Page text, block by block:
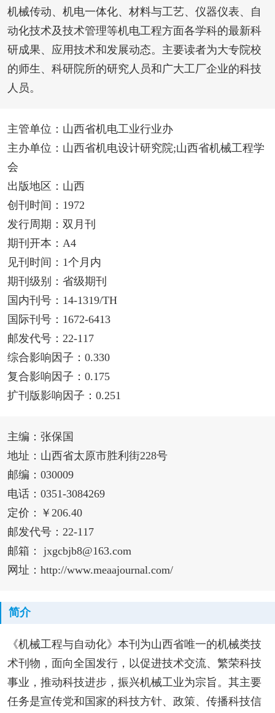
机械传动、机电一体化、材料与工艺、仪器仪表、自
动化技术及技术管理等机电工程方面各学科的最新科
研成果、应用技术和发展动态。主要读者为大专院校
的师生、科研院所的研究人员和广大工厂企业的科技
人员。
主管单位：山西省机电工业行业办
主办单位：山西省机电设计研究院;山西省机械工程学
会
出版地区：山西
创刊时间：1972
发行周期：双月刊
期刊开本：A4
见刊时间：1个月内
期刊级别：省级期刊
国内刊号：14-1319/TH
国际刊号：1672-6413
邮发代号：22-117
综合影响因子：0.330
复合影响因子：0.175
扩刊版影响因子：0.251
主编：张保国
地址：山西省太原市胜利街228号
邮编：030009
电话：0351-3084269
定价：￥206.40
邮发代号：22-117
邮箱： jxgcbjb8@163.com
网址：http://www.meaajournal.com/
简介
《机械工程与自动化》本刊为山西省唯一的机械类技
术刊物，面向全国发行，以促进技术交流、繁荣科技
事业，推动科技进步，振兴机械工业为宗旨。其主要
任务是宣传党和国家的科技方针、政策、传播科技信